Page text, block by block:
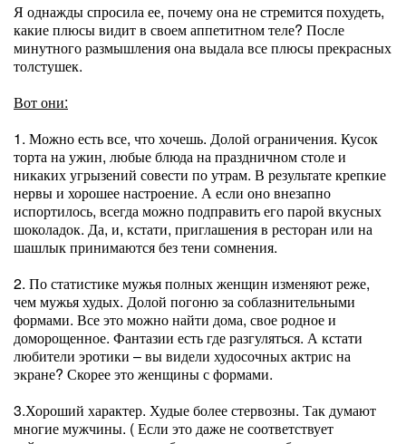
Я однажды спросила ее, почему она не стремится похудеть,
какие плюсы видит в своем аппетитном теле? После
минутного размышления она выдала все плюсы прекрасных
толстушек.
Вот они:
1. Можно есть все, что хочешь. Долой ограничения. Кусок
торта на ужин, любые блюда на праздничном столе и
никаких угрызений совести по утрам. В результате крепкие
нервы и хорошее настроение. А если оно внезапно
испортилось, всегда можно подправить его парой вкусных
шоколадок. Да, и, кстати, приглашения в ресторан или на
шашлык принимаются без тени сомнения.
2. По статистике мужья полных женщин изменяют реже,
чем мужья худых. Долой погоню за соблазнительными
формами. Все это можно найти дома, свое родное и
доморощенное. Фантазии есть где разгуляться. А кстати
любители эротики – вы видели худосочных актрис на
экране? Скорее это женщины с формами.
3.Хороший характер. Худые более стервозны. Так думают
многие мужчины. ( Если это даже не соответствует